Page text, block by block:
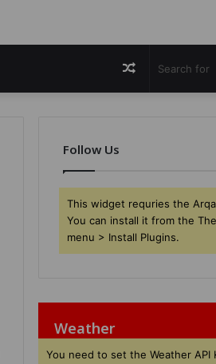
Random
Follow Us
This widget requries the
You can install it from the
menu > Install Plugins.
Weather
You need to set the Weather API